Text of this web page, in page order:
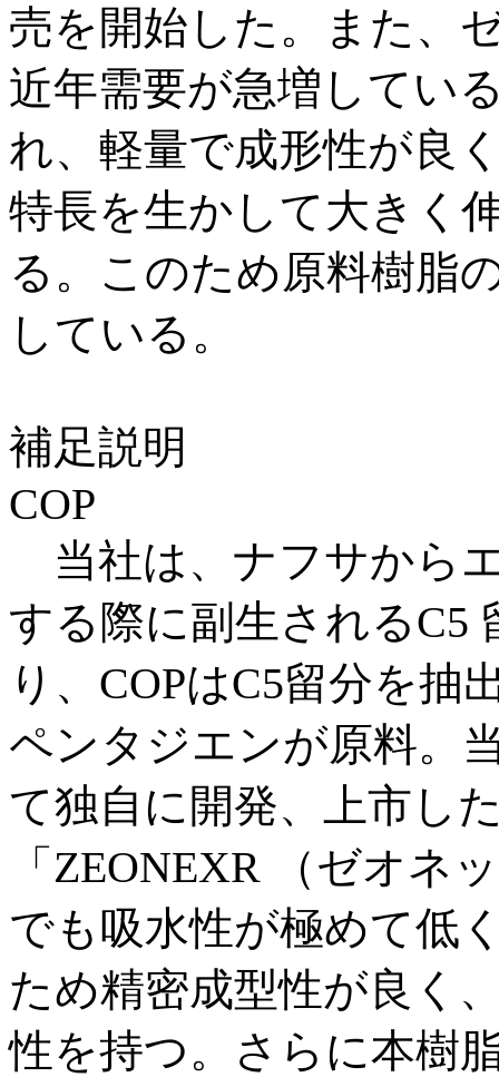
売を開始した。また、
近年需要が急増してい
れ、軽量で成形性が良
特長を生かして大きく
る。このため原料樹脂
している。
補足説明
COP
当社は、ナフサから
する際に副生されるC5
り、COPはC5留分を抽
ペンタジエンが原料。
て独自に開発、上市し
「ZEONEXR （ゼオネ
でも吸水性が極めて低
ため精密成型性が良く
性を持つ。さらに本樹